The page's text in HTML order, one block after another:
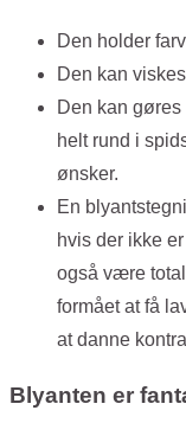
Den holder
Den kan
Den kan
helt rund i
ønsker.
En
hvis der ikke
også være
formået at få
at danne
Blyanten er